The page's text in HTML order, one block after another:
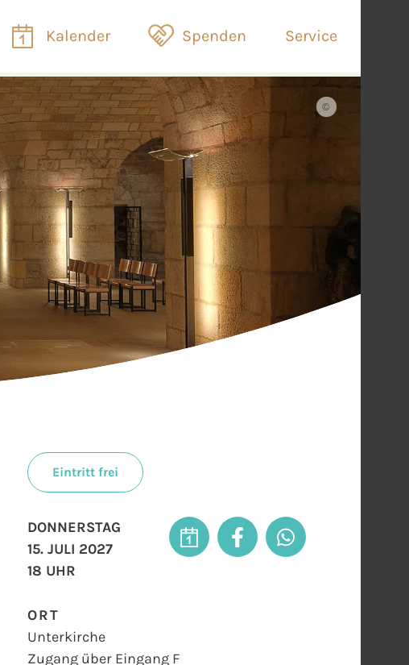
Kalender Spenden Service
©
Eintritt frei
DONNERSTAG
15. JULI 2027
18 UHR
ORT
Unterkirche
Zugang über Eingang F